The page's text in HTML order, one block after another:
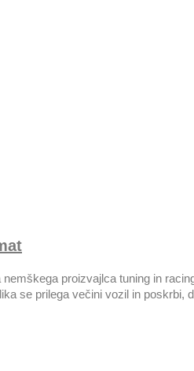
proizvajlca tuning in
se prilega večini vozil in